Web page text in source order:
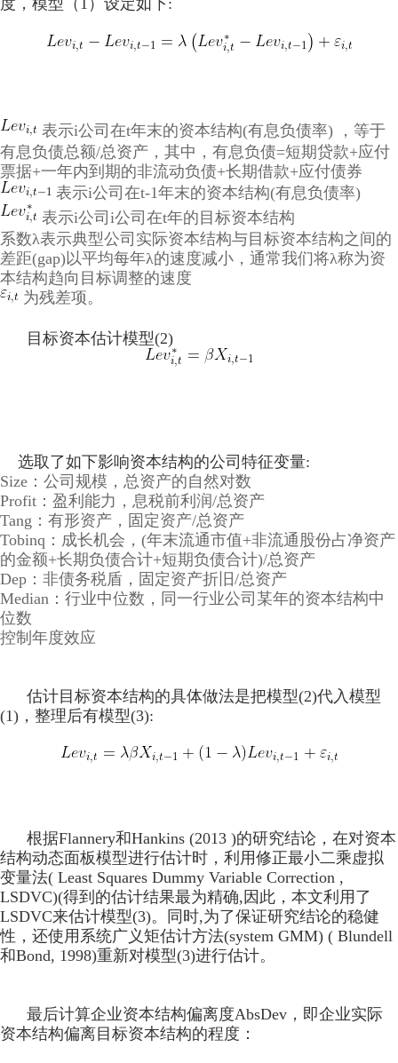
表示i公司在t年末的资本结构(有息负债率) ，等于
有息负债总额/总资产，其中，有息负债=短期贷款+应付
票据+一年内到期的非流动负债+长期借款+应付债券
表示i公司在t-1年末的资本结构(有息负债率)
表示i公司i公司在t年的目标资本结构
系数λ表示典型公司实际资本结构与目标资本结构之间的
差距(gap)以平均每年λ的速度减小，通常我们将λ称为资
本结构趋向目标调整的速度
为残差项。
目标资本估计模型(2)
选取了如下影响资本结构的公司特征变量:
Size：公司规模，总资产的自然对数
Profit：盈利能力，息税前利润/总资产
Tang：有形资产，固定资产/总资产
Tobinq：成长机会，(年末流通市值+非流通股份占净资产
的金额+长期负债合计+短期负债合计)/总资产
Dep：非债务税盾，固定资产折旧/总资产
Median：行业中位数，同一行业公司某年的资本结构中
位数
控制年度效应
估计目标资本结构的具体做法是把模型(2)代入模型
(1)，整理后有模型(3):
根据Flannery和Hankins (2013 )的研究结论，在对资本
结构动态面板模型进行估计时，利用修正最小二乘虚拟
变量法( Least Squares Dummy Variable Correction ,
LSDVC)(得到的估计结果最为精确,因此，本文利用了
LSDVC来估计模型(3)。同时,为了保证研究结论的稳健
性，还使用系统广义矩估计方法(system GMM) ( Blundell
和Bond, 1998)重新对模型(3)进行估计。
最后计算企业资本结构偏离度AbsDev，即企业实际
资本结构偏离目标资本结构的程度：